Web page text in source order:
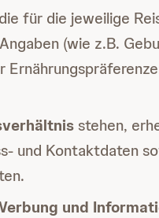
für die jeweilige
(wie z.B.
stehen,
und Kontaktdaten
und